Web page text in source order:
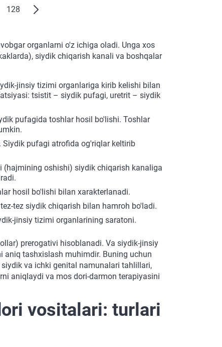
128
organlarni o'z ichiga oladi. Unga xos
siydik chiqarish kanali va boshqalar
jinsiy tizimi organlariga kirib kelishi bilan
tsistit – siydik pufagi, uretrit – siydik
pufagida toshlar hosil bo'lishi. Toshlar
pufagi atrofida og'riqlar keltirib
(hajmining oshishi) siydik chiqarish kanaliga
hosil bo'lishi bilan xarakterlanadi.
tez siydik chiqarish bilan hamroh bo'ladi.
jinsiy tizimi organlarining saratoni.
prerogativi hisoblanadi. Va siydik-jinsiy
tashxislash muhimdir. Buning uchun
va ichki genital namunalari tahlillari,
aniqlaydi va mos dori-darmon terapiyasini
vositalari: turlari